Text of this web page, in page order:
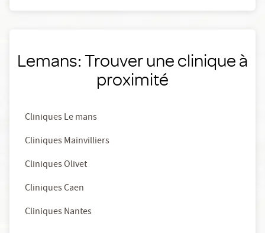
Lemans: Trouver une clinique à
proximité
Cliniques Le mans
Cliniques Mainvilliers
Cliniques Olivet
Cliniques Caen
Cliniques Nantes